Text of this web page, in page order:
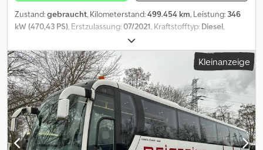
Zustand:gebraucht, Kilometerstand:499.454 km, Leistung: 346
kW (470,43 PS) , Erstzulassung:07/2021 , Kraftstofftyp: Diesel
, Emissionsklasse:
Bremsen:Retarder, Baujahr:2021, Ausstattung:ABS,
Anhängerkupplung, Elektronisches Stabilitätsprogramm (ESP),
Klimaanlage, Nebelscheinwerfer, Servolenkung, Tempomat,
Traktionskontrolle, Zentralverriegelung, = Weitere Optionen und
Zubehör = - Elektrisch verstellbare Außenspiegel Crsdpfx Ajy Iql
Teh Def - Elektronisches Bremssystem (EBS) - Heizung -
Klimaanlage - Kühlschrank - Leichtmetallfelgen - Radio -
Sonnenschutzklappe - Tachograph = Anmerkungen = Allgemein:
Kleinanzeige